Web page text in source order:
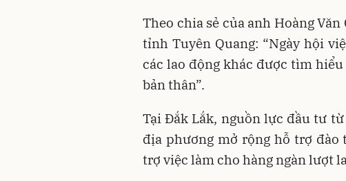
Theo chia sẻ của anh Hoàng
tỉnh Tuyên Quang: “Ngày hội
các lao động khác được tìm
bản thân”.
Tại Đắk Lắk, nguồn lực đầu tư
địa phương mở rộng hỗ trợ đào
trợ việc làm cho hàng ngàn lượt